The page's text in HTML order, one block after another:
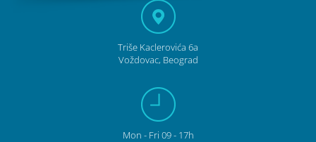
Triše Kaclerovića 6a
Voždovac, Beograd
Mon - Fri 09 - 17h